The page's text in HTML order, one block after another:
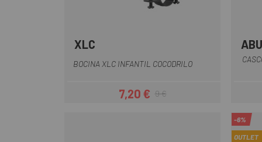
XLC
BOCINA XLC INFANTIL COCODRILO
Precio
7,20 €Precio regular
9 €
-6%
OUTLET